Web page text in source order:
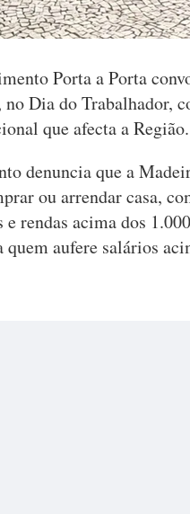
Porta a Porta
Dia do Trabalhador,
que afecta a Região.
denuncia que a
ou arrendar casa,
rendas acima dos
aufere salários